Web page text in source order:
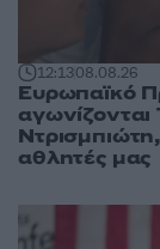
12:1308.08.26
Ευρωπαϊκό
αθλητές μας